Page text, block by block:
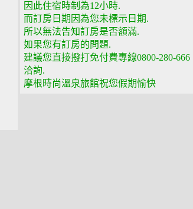
因此住宿時制為12小時.
而訂房日期因為您未標示日期.
所以無法告知訂房是否額滿.
如果您有訂房的問題.
建議您直接撥打免付費專線0800-280-666
洽詢.
摩根時尚溫泉旅館祝您假期愉快